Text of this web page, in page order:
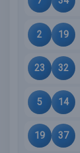
2 19
23 32
5 14
19 37